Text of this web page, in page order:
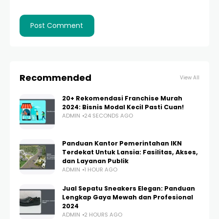
Recommended View All
20+ Rekomendasi Franchise Murah
2024: Bisnis Modal Kecil Pasti Cuan!
ADMIN 24 SECONDS AGO
Panduan Kantor Pemerintahan IKN
Terdekat Untuk Lansia: Fasilitas, Akses,
dan Layanan Publik
ADMIN 1 HOUR AGO
Jual Sepatu Sneakers Elegan: Panduan
Lengkap Gaya Mewah dan Profesional
2024
ADMIN 2 HOURS AGO